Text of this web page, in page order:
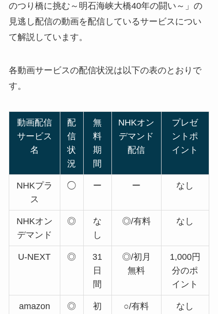
のつり橋に挑む～明石海峡大橋40年の闘い～」の
見逃し配信の動画を配信しているサービスについ
て解説しています。
各動画サービスの配信状況は以下の表のとおりで
す。
動画配信
サービス
名
配
信
状
況
無
料
期
間
NHKオン
デマンド
配信
プレゼ
ントポ
イント
NHKプラ
ス
◯ ー ー なし
NHKオン
デマンド
◎
な
し
◎/有料 なし
U-NEXT ◎
31
日
間
◎/初月
無料
1,000円
分のポ
イント
amazon
◎
初
○/有料 なし